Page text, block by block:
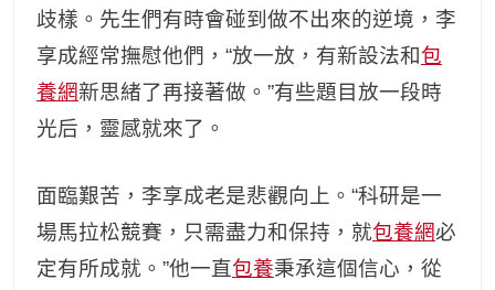
歧樣。先生們有時會碰到做不出來的逆境，李
享成經常撫慰他們，“放一放，有新設法和包
養網新思緒了再接著做。”有些題目放一段時
光后，靈感就來了。
面臨艱苦，李享成老是悲觀向上。“科研是一
場馬拉松競賽，只需盡力和保持，就包養網必
定有所成就。”他一直包養秉承這個信心，從